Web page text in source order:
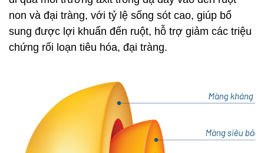
non và đại tràng, với tỷ lệ sống sót cao, giúp bổ
sung được lợi khuẩn đến ruột, hỗ trợ giảm các triệu
chứng rối loạn tiêu hóa, đại tràng.